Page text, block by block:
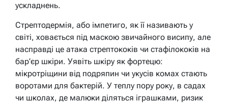
ускладнень.
Стрептодермія, або імпетиго, як її називають у
світі, ховається під маскою звичайного висипу, але
насправді це атака стрептококів чи стафілококів на
бар’єр шкіри. Уявіть шкіру як фортецю:
мікротріщини від подряпин чи укусів комах стають
воротами для бактерій. У теплу пору року, в садах
чи школах, де малюки діляться іграшками, ризик